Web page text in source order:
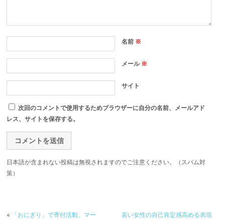
名前 ※
メール※
サイト
次回のコメントで使用するためブラウザーに自分の名前、メールアド
レス、サイトを保存する。
日本語が含まれない投稿は無視されますのでご注意ください。（スパム対
策）
«
「おにぎり」で寄付活動、マー
若い女性の自己肯定感高める表現